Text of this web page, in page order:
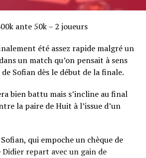
ante 50k – 2 joueurs
été assez rapide malgré un
un match qu’on pensait à sens
Sofian dès le début de la finale.
bien battu mais s’incline au final
la paire de Huit à l’issue d’un
qui empoche un chèque de
repart avec un gain de